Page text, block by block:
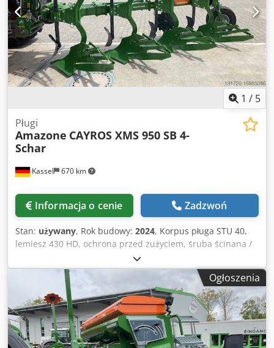
1 / 5
Kassel 670 km
Pługi
Amazone CAYROS XMS 950 SB 4-
Schar
Informacja o cenie Zadzwoń
Stan: używany, Rok budowy: 2024, Korpus pługa STU 40,
lemiesz 430 HD, ochrona przed zużyciem, śruba ścinana /
Ogłoszenia